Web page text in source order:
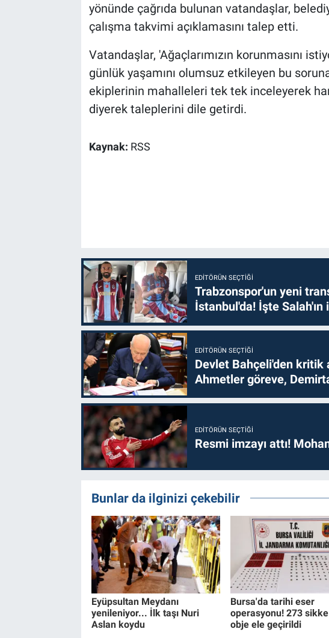
yönünde çağrıda bulunan vatandaşlar,
çalışma takvimi açıklamasını talep etti.
Vatandaşlar, 'Ağaçlarımızın korunmasını
günlük yaşamını olumsuz etkileyen bu
ekiplerinin mahalleleri tek tek inceleyerek
diyerek taleplerini dile getirdi.
Kaynak: RSS
EDITÖRÜN SEÇTIĞI
Trabzonspor'un yeni
İstanbul'da! İşte
EDITÖRÜN SEÇTIĞI
Devlet Bahçeli'den kritik
Ahmetler göreve,
EDITÖRÜN SEÇTIĞI
Resmi imzayı attı!
Bunlar da ilginizi çekebilir
Eyüpsultan Meydanı
yenileniyor... İlk taşı Nuri
Aslan koydu
Bursa'da tarihi eser
operasyonu! 273
obje ele geçirildi